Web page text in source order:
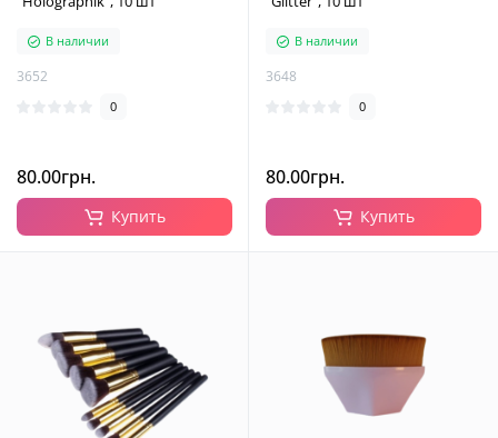
В наличии
3652
0
80.00грн.
Купить
В наличии
3648
0
80.00грн.
Купить